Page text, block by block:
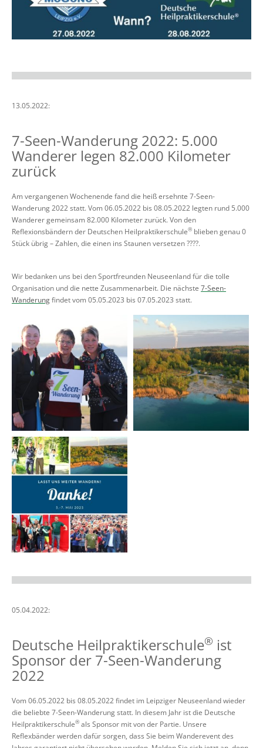
13.05.2022:
7-Seen-Wanderung 2022: 5.000
Wanderer legen 82.000 Kilometer
zurück
Am vergangenen Wochenende fand die heiß ersehnte 7-Seen-
Wanderung 2022 statt. Vom 06.05.2022 bis 08.05.2022 legten rund 5.000
Wanderer gemeinsam 82.000 Kilometer zurück. Von den
Reflexionsbändern der Deutschen Heilpraktikerschule® blieben genau 0
Stück übrig – Zahlen, die einen ins Staunen versetzen ????.
Wir bedanken uns bei den Sportfreunden Neuseenland für die tolle
Organisation und die nette Zusammenarbeit. Die nächste7-Seen-
Wanderungfindet vom 05.05.2023 bis 07.05.2023 statt.
05.04.2022:
Deutsche Heilpraktikerschule® ist
Sponsor der 7-Seen-Wanderung
2022
Vom 06.05.2022 bis 08.05.2022 findet im Leipziger Neuseenland wieder
die beliebte 7-Seen-Wanderung statt. In diesem Jahr ist die Deutsche
Heilpraktikerschule® als Sponsor mit von der Partie. Unsere
Reflexbänder werden dafür sorgen, dass Sie beim Wanderevent des